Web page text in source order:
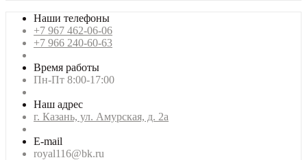
Наши телефоны
+7 967 462-06-06
+7 966 240-60-63
Время работы
Пн-Пт 8:00-17:00
Наш адрес
г. Казань, ул. Амурская, д. 2а
E-mail
royal116@bk.ru